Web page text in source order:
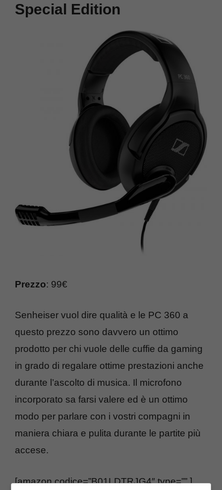
Special Edition
Prezzo: 99€
Senheiser vuol dire qualità e le PC 360 a
questo prezzo sono davvero un ottimo
prodotto per chi vuole delle cuffie da gaming
in grado di regalare ottime prestazioni anche
durante l’ascolto di musica. Il microfono
incorporato sa farsi valere ed è un ottimo
modo per parlare con i vostri compagni in
maniera chiara e pulita durante le partite più
accese.
[amazon codice=”B01LDTRJG4″ type=”” ]